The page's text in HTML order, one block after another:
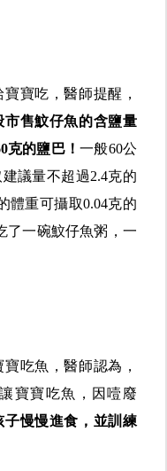
寶寶吃，醫師提醒，
市售魰仔魚的含鹽量
克的鹽巴！一般60公
議量不超過2.4克的
體重可攝取0.04克的
了一碗魰仔魚粥，一
寶吃魚，醫師認為，
寶寶吃魚，因噎廢
子慢慢進食，並訓練